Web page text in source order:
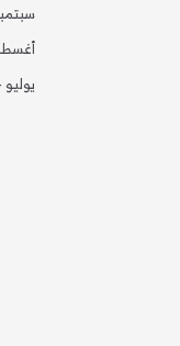
سبتمبر
أغسطس
يوليو 2024